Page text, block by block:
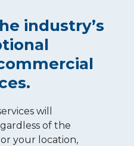
industry’s
will
of the
your location,